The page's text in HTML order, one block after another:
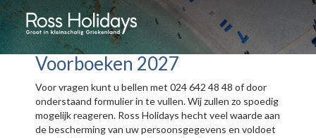
Voorboeken 2027
Voor vragen kunt u bellen met 024 642 48 48 of door
onderstaand formulier in te vullen. Wij zullen zo spoedig
mogelijk reageren. Ross Holidays hecht veel waarde aan
de bescherming van uw persoonsgegevens en voldoet